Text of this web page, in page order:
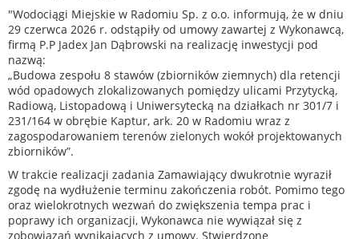
"Wodociągi Miejskie w Radomiu Sp. z o.o. informują, że w dniu
29 czerwca 2026 r. odstąpiły od umowy zawartej z Wykonawcą,
firmą P.P Jadex Jan Dąbrowski na realizację inwestycji pod
nazwą:
„Budowa zespołu 8 stawów (zbiorników ziemnych) dla retencji
wód opadowych zlokalizowanych pomiędzy ulicami Przytycką,
Radiową, Listopadową i Uniwersytecką na działkach nr 301/7 i
231/164 w obrębie Kaptur, ark. 20 w Radomiu wraz z
zagospodarowaniem terenów zielonych wokół projektowanych
zbiorników”.
W trakcie realizacji zadania Zamawiający dwukrotnie wyraził
zgodę na wydłużenie terminu zakończenia robót. Pomimo tego
oraz wielokrotnych wezwań do zwiększenia tempa prac i
poprawy ich organizacji, Wykonawca nie wywiązał się z
zobowiązań wynikających z umowy. Stwierdzone